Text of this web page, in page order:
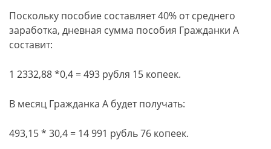
Поскольку пособие составляет 40% от среднего
заработка, дневная сумма пособия Гражданки А
составит:
1 2332,88 *0,4 = 493 рубля 15 копеек.
В месяц Гражданка А будет получать:
493,15 * 30,4 = 14 991 рубль 76 копеек.